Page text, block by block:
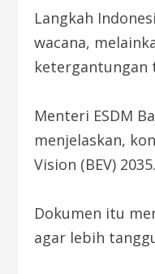
Langkah
wacana,
ketergantungan
Menteri ESDM
menjelaskan,
Vision (BEV) 2035.
Dokumen itu
agar lebih